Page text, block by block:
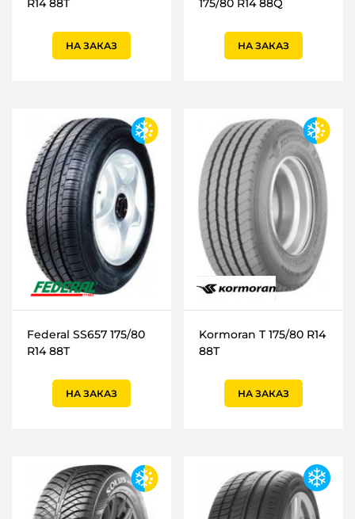
R14 88T
НА ЗАКАЗ
175/80 R14 88Q
НА ЗАКАЗ
Federal SS657 175/80
R14 88T
НА ЗАКАЗ
Kormoran T 175/80 R14
88T
НА ЗАКАЗ